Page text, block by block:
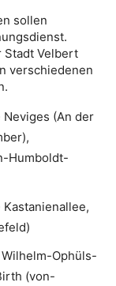
sollen
Stadt Velbert
verschiedenen
Neviges (An der
Humboldt-
Ophüls-
(von-